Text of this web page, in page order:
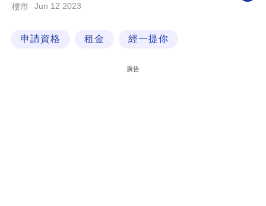
科
樓市 Jun 12 2023
申請資格 租金 經一提你
廣告